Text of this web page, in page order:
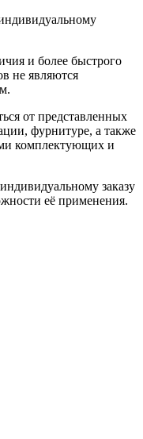
и более быстрого
не являются
от представленных
фурнитуре, а также
комплектующих и
заказу
её применения.